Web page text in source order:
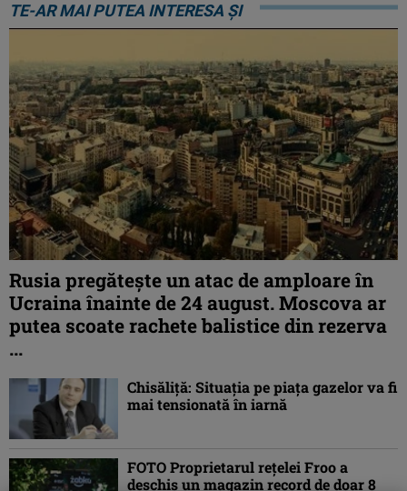
TE-AR MAI PUTEA INTERESA ȘI
Rusia pregătește un atac de amploare în
Ucraina înainte de 24 august. Moscova ar
putea scoate rachete balistice din rezerva
...
Chisăliţă: Situaţia pe piaţa gazelor va fi
mai tensionată în iarnă
FOTO Proprietarul rețelei Froo a
deschis un magazin record de doar 8